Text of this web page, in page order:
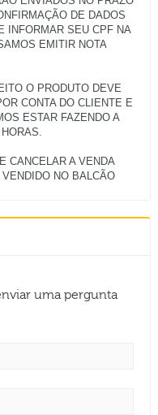
DE DADOS
INFORMAR SEU CPF NA
EMITIR NOTA
O PRODUTO DEVE
CONTA DO CLIENTE E
ESTAR FAZENDO A
CANCELAR A VENDA
uma pergunta